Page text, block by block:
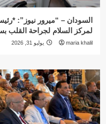
السودان – “ميرور نيوز”:
لمركز السلام لجراحة القلب
maria khalil يوليو 31, 2026